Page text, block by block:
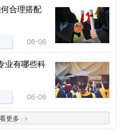
合理搭配
06-06
业有哪些科
06-06
更多 >